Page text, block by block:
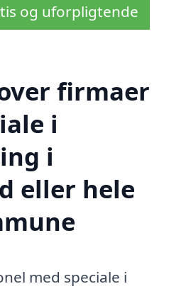
og uforpligtende
firmaer
i
i
eller hele
med speciale i